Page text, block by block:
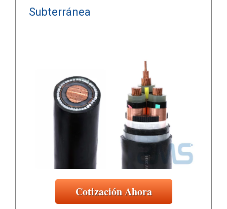
Subterránea
Cotización Ahora